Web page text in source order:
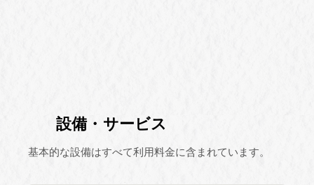
設備・サービス
基本的な設備はすべて利用料金に含まれています。